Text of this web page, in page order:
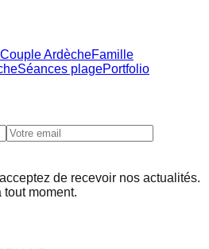
Couple ArdècheFamille
Séances plagePortfolio
de recevoir nos actualités.
moment.